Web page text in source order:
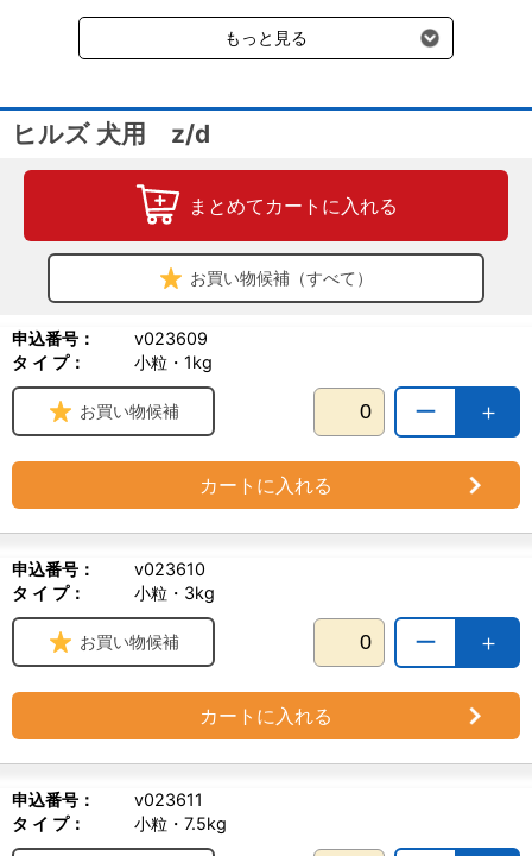
天然繊維ブレンド
科学的に証明された抗酸化成分
食物アレルギーに配慮し、加水分解チキンを使用
被毛に貢献します
健康的な便をサポートすることが科学的に証明されています
健康をサポートし、免疫力を維持します
S+OXSHIELD: 下部尿路環境でストルバイト結石・シュウ酸カルシ
ウム結晶の形成リスクを低減することが科学的に証明されています
受けます。
もっと見る
ヒルズ 犬用 z/d
まとめてカートに入れる
お買い物候補（すべて）
申込番号：
v023609
タ イ プ：
小粒・1kg
＋
ー
お買い物候補
カートに入れる
申込番号：
v023610
タ イ プ：
小粒・3kg
＋
ー
お買い物候補
カートに入れる
申込番号：
v023611
タ イ プ：
小粒・7.5kg